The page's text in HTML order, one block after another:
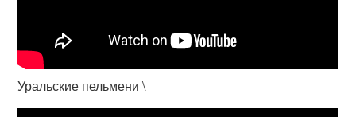
Уральские пельмени \